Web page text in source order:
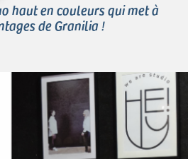
haut en couleurs qui met à
de Granilia !